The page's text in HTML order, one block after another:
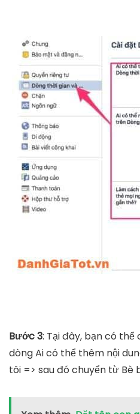
Bước 3: Tại đây, bạn có thể
dòng Ai có thể thêm nội
tôi => sau đó chuyển từ Bè